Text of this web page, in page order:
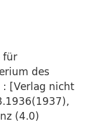
für
des
: [Verlag nicht
(4.0)